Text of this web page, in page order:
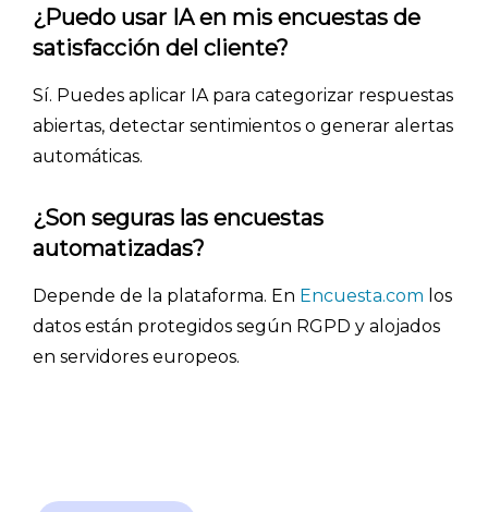
¿Puedo usar IA en mis encuestas de
satisfacción del cliente?
Sí. Puedes aplicar IA para categorizar respuestas
abiertas, detectar sentimientos o generar alertas
automáticas.
¿Son seguras las encuestas
automatizadas?
Depende de la plataforma. En Encuesta.com los
datos están protegidos según RGPD y alojados
en servidores europeos.